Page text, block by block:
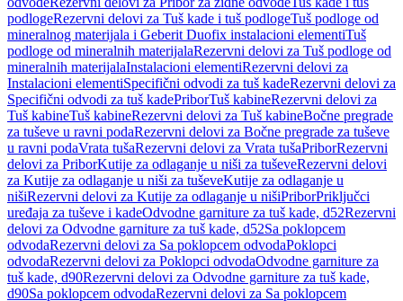
podlogeRezervni delovi za Tuš kade i tuš podlogeTuš podloge od
mineralnog materijala i Geberit Duofix instalacioni elementiTuš
podloge od mineralnih materijalaRezervni delovi za Tuš podloge od
mineralnih materijalaInstalacioni elementiRezervni delovi za
Instalacioni elementiSpecifični odvodi za tuš kadeRezervni delovi za
Specifični odvodi za tuš kadePriborTuš kabineRezervni delovi za
Tuš kabineTuš kabineRezervni delovi za Tuš kabineBočne pregrade
za tuševe u ravni podaRezervni delovi za Bočne pregrade za tuševe
u ravni podaVrata tušaRezervni delovi za Vrata tušaPriborRezervni
delovi za PriborKutije za odlaganje u niši za tuševeRezervni delovi
za Kutije za odlaganje u niši za tuševeKutije za odlaganje u
nišiRezervni delovi za Kutije za odlaganje u nišiPriborPriključci
uređaja za tuševe i kadeOdvodne garniture za tuš kade, d52Rezervni
delovi za Odvodne garniture za tuš kade, d52Sa poklopcem
odvodaRezervni delovi za Sa poklopcem odvodaPoklopci
odvodaRezervni delovi za Poklopci odvodaOdvodne garniture za
tuš kade, d90Rezervni delovi za Odvodne garniture za tuš kade,
d90Sa poklopcem odvodaRezervni delovi za Sa poklopcem